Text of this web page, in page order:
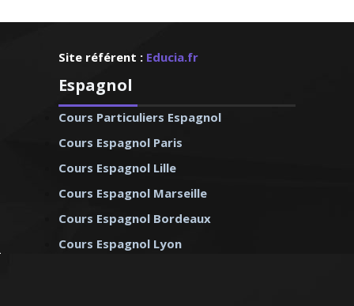
Site référent : Educia.fr
Espagnol
Cours Particuliers Espagnol
Cours Espagnol Paris
Cours Espagnol Lille
Cours Espagnol Marseille
Cours Espagnol Bordeaux
Cours Espagnol Lyon